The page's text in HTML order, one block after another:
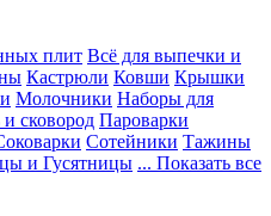
плит Всё для выпечки и
Кастрюли Ковши Крышки
Молочники Наборы для
сковород Пароварки
Сотейники Тажины
и Гусятницы ... Показать все